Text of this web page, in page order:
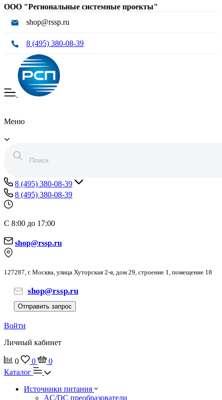
ООО "Региональные системные проекты"
shop@rssp.ru
8 (495) 380-08-39
Меню
8 (495) 380-08-39
8 (495) 380-08-39
С 8:00 до 17:00
shop@rssp.ru
127287, г. Москва, улица Хуторская 2-я, дом 29, строение 1, помещение 18
shop@rssp.ru
Отправить запрос
Войти
Личный кабинет
0 0
0
Каталог
Источники питания
AC/DC преобразователи